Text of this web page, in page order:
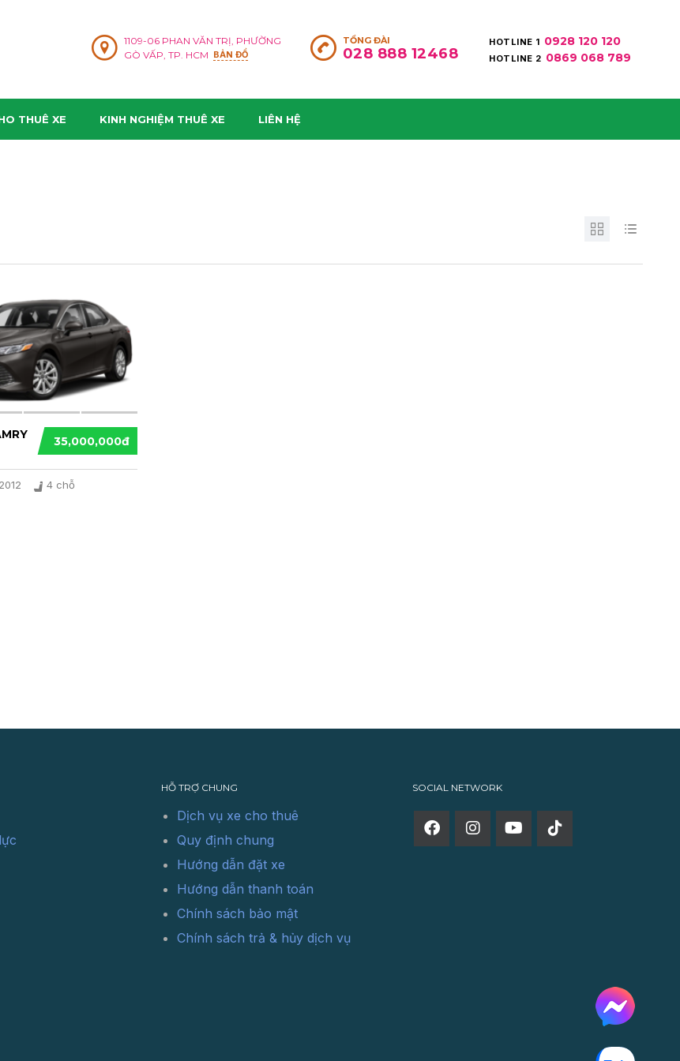
HOTLINE 1 0928 120 120
HOTLINE 2 0869 068 789
TỔNG ĐÀI
028 888 12468
1109-06 PHAN VĂN TRỊ, PHƯỜNG
GÒ VẤP, TP. HCM BẢN ĐỒ
THUÊ XE KINH NGHIỆM THUÊ XE LIÊN HỆ
35,000,000đ
2012 4 chỗ
HỖ TRỢ CHUNG
Dịch vụ xe cho thuê
Quy định chung
Hướng dẫn đặt xe
Hướng dẫn thanh toán
Chính sách bảo mật
Chính sách trả & hủy dịch vụ
SOCIAL NETWORK